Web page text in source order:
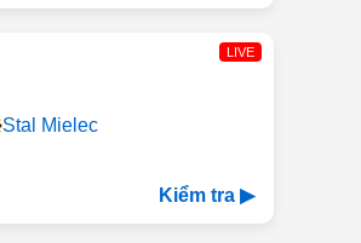
LIVE
Stal Mielec
Kiểm tra ▶